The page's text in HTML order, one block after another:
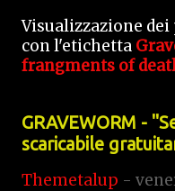
Visualizzazione dei
con l'etichetta
frangments of
GRAVEWORM -
scaricabile
Themetalup -